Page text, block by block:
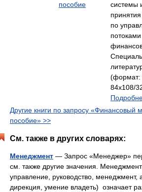
пособие
системы
по
потоками
(формат:
84x108/
Другие книги по запросу «Финансовый
пособие» >>
См. также в других словарях:
Менеджмент — Запрос «Менеджер»
см. также другие значения.
управление, руководство, менеджмент,
дирекция, умение владеть) означает